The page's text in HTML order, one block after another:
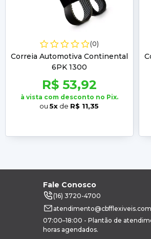
(0)
Correia Automotiva Continental
6PK 1300
R$ 53,92
à vista com desconto no Pix.
ou5x de R$ 11,35
Fale Conosco
(16) 3720-4700
07:00–18:00 - Plantão de
horas agendados.